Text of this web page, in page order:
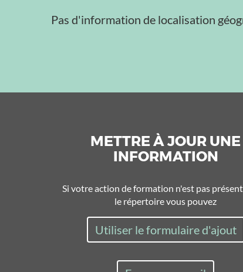
Pas d'information de localisation
METTRE À JOUR UNE
INFORMATION
Si votre action de formation n'est pas
le répertoire vous pouvez
Utiliser le formulaire d'ajout